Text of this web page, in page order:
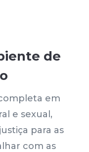
de
em
e sexual,
para as
com as